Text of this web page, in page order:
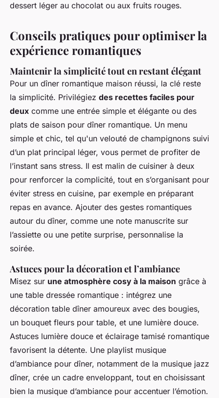
dessert léger au chocolat ou aux fruits rouges.
Conseils pratiques pour optimiser la
expérience romantiques
Maintenir la simplicité tout en restant élégant
Pour un dîner romantique maison réussi, la clé reste
la simplicité. Privilégiez des recettes faciles pour
deux comme une entrée simple et élégante ou des
plats de saison pour dîner romantique. Un menu
simple et chic, tel qu'un velouté de champignons suivi
d’un plat principal léger, vous permet de profiter de
l’instant sans stress. Il est malin de cuisiner à deux
pour renforcer la complicité, tout en s’organisant pour
éviter stress en cuisine, par exemple en préparant
repas en avance. Ajouter des gestes romantiques
autour du dîner, comme une note manuscrite sur
l’assiette ou une petite surprise, personnalise la
soirée.
Astuces pour la décoration et l’ambiance
Misez sur une atmosphère cosy à la maison grâce à
une table dressée romantique : intégrez une
décoration table dîner amoureux avec des bougies,
un bouquet fleurs pour table, et une lumière douce.
Astuces lumière douce et éclairage tamisé romantique
favorisent la détente. Une playlist musique
d’ambiance pour dîner, notamment de la musique jazz
dîner, crée un cadre enveloppant, tout en choisissant
bien la musique d’ambiance pour accentuer l’émotion.